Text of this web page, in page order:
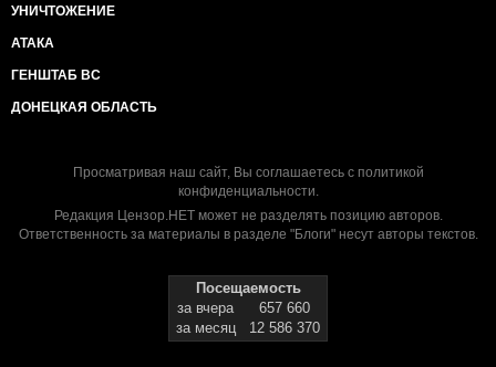
УНИЧТОЖЕНИЕ
АТАКА
ГЕНШТАБ ВС
ДОНЕЦКАЯ ОБЛАСТЬ
Просматривая наш сайт, Вы соглашаетесь с политикой
конфиденциальности.
Редакция Цензор.НЕТ может не разделять позицию авторов.
Ответственность за материалы в разделе "Блоги" несут авторы текстов.
Посещаемость
за вчера
657 660
за месяц
12 586 370